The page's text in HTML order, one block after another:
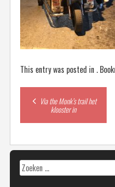
This entry was posted in .
Post
navigation
Via the Monk’s trail het
klooster in
Zoeken
naar: